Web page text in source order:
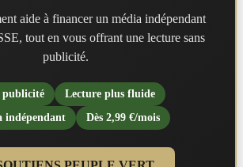
aide à financer un média indépendant
tout en vous offrant une lecture sans
publicité.
publicité
Lecture plus fluide
indépendant
Dès 2,99 €/mois